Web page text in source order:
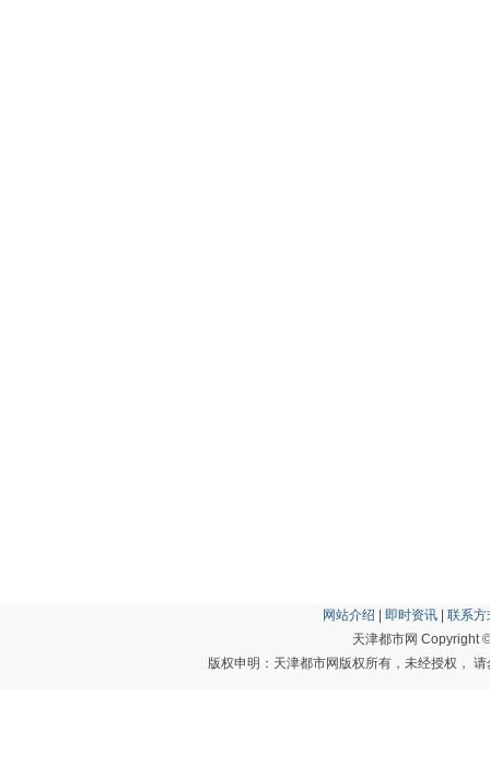
网站介绍 | 即时资讯 | 联系方
天津都市网 Copyright
版权申明：天津都市网版权所有，未经授权，